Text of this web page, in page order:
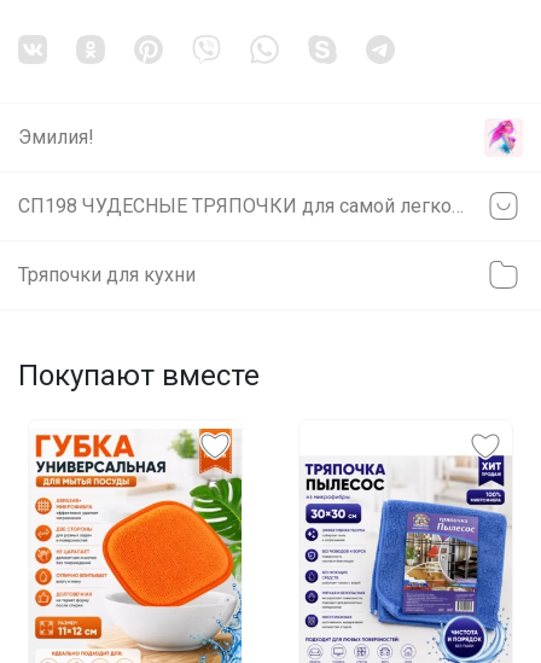
Эмилия!
Тряпочки для кухни
Покупают вместе